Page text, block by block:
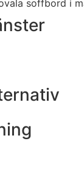
soffbord i